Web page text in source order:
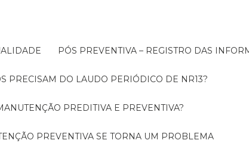
PÓS PREVENTIVA – REGISTRO DAS
PRECISAM DO LAUDO PERIÓDICO DE NR13?
PREDITIVA E PREVENTIVA?
PREVENTIVA SE TORNA UM PROBLEMA